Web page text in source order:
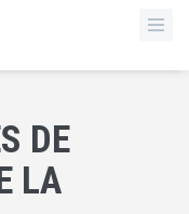
DE
LA